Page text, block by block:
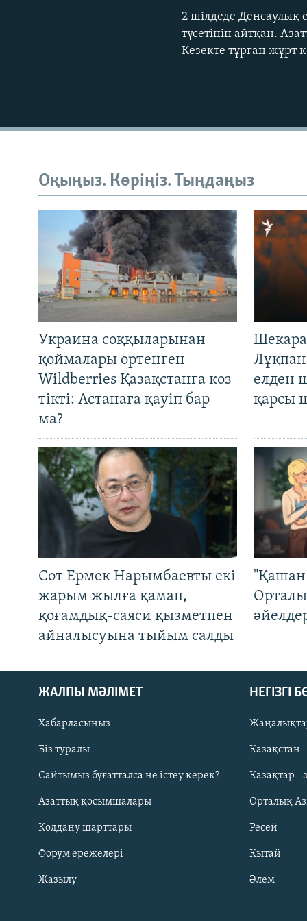
Русский
ЖАЗЫЛЫҢЫЗ
2 шілдеде Денсаулық
түсетінін айтқан.
Кезекте тұрған жұрт
Оқыңыз. Көріңіз. Тыңдаңыз
Украина соққыларынан
қоймалары өртенген
Wildberries Қазақстанға көз
тікті: Астанаға қауіп бар
ма?
елден
қарсы
Сот Ермек Нарымбаевты екі
жарым жылға қамап,
қоғамдық-саяси қызметпен
айналысуына тыйым салды
"Қашан
ЖАЛПЫ МӘЛІМЕТ
Хабарласыңыз
Біз туралы
Сайтымыз бұғатталса не істеу керек?
Азаттық қосымшалары
Қолдану шарттары
Форум ережелері
Жазылу
НЕГІЗГІ
Қазақстан
Қазақтар -
Орталық
Ресей
Қытай
Әлем